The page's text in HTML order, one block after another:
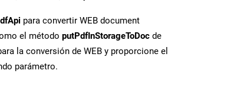
para convertir WEB document
el método putPdfInStorageToDoc de
la conversión de WEB y proporcione el
parámetro.